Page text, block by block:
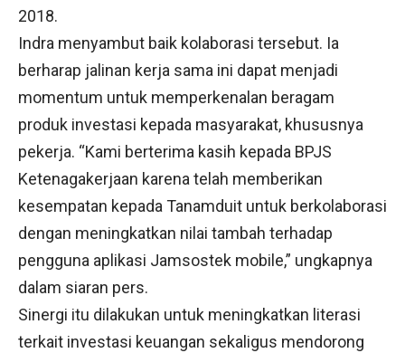
2018.
Indra menyambut baik kolaborasi tersebut. Ia
berharap jalinan kerja sama ini dapat menjadi
momentum untuk memperkenalan beragam
produk investasi kepada masyarakat, khususnya
pekerja. “Kami berterima kasih kepada BPJS
Ketenagakerjaan karena telah memberikan
kesempatan kepada Tanamduit untuk berkolaborasi
dengan meningkatkan nilai tambah terhadap
pengguna aplikasi Jamsostek mobile,” ungkapnya
dalam siaran pers.
Sinergi itu dilakukan untuk meningkatkan literasi
terkait investasi keuangan sekaligus mendorong